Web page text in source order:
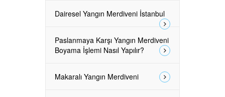
Dairesel Yangın Merdiveni İstanbul
Paslanmaya Karşı Yangın Merdiveni
Boyama İşlemi Nasıl Yapılır?
Makaralı Yangın Merdiveni